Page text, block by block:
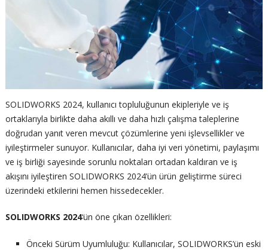
SOLIDWORKS 2024, kullanıcı topluluğunun ekipleriyle ve iş
ortaklarıyla birlikte daha akıllı ve daha hızlı çalışma taleplerine
doğrudan yanıt veren mevcut çözümlerine yeni işlevsellikler ve
iyileştirmeler sunuyor. Kullanıcılar, daha iyi veri yönetimi, paylaşımı
ve iş birliği sayesinde sorunlu noktaları ortadan kaldıran ve iş
akışını iyileştiren SOLIDWORKS 2024’ün ürün geliştirme süreci
üzerindeki etkilerini hemen hissedecekler.
SOLIDWORKS 2024‘ün öne çıkan özellikleri:
Önceki Sürüm Uyumluluğu: Kullanıcılar, SOLIDWORKS’ün eski